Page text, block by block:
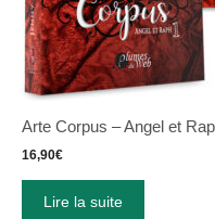
Arte Corpus – Angel et
16,90€
Lire la suite